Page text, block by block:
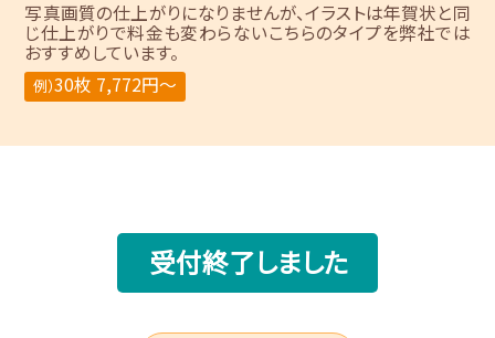
写真画質の仕上がりになりませんが、イラストは年賀状と同
じ仕上がりで料金も変わらないこちらのタイプを弊社では
おすすめしています。
例）30枚 7,772円～
受付終了しました